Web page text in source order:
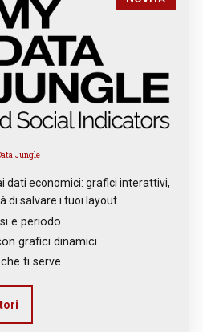
Jungle
dati economici: grafici interattivi,
di salvare i tuoi layout.
e periodo
grafici dinamici
ti serve